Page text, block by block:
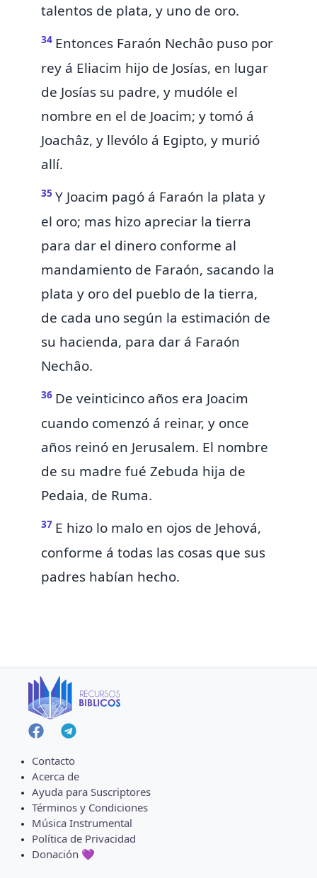
talentos de plata, y uno de oro.
34 Entonces Faraón Nechâo puso por
rey á Eliacim hijo de Josías, en lugar
de Josías su padre, y mudóle el
nombre en el de Joacim; y tomó á
Joachâz, y llevólo á Egipto, y murió
allí.
35 Y Joacim pagó á Faraón la plata y
el oro; mas hizo apreciar la tierra
para dar el dinero conforme al
mandamiento de Faraón, sacando la
plata y oro del pueblo de la tierra,
de cada uno según la estimación de
su hacienda, para dar á Faraón
Nechâo.
36 De veinticinco años era Joacim
cuando comenzó á reinar, y once
años reinó en Jerusalem. El nombre
de su madre fué Zebuda hija de
Pedaia, de Ruma.
37 E hizo lo malo en ojos de Jehová,
conforme á todas las cosas que sus
padres habían hecho.
Contacto
Acerca de
Ayuda para Suscriptores
Términos y Condiciones
Música Instrumental
Política de Privacidad
Donación 💜